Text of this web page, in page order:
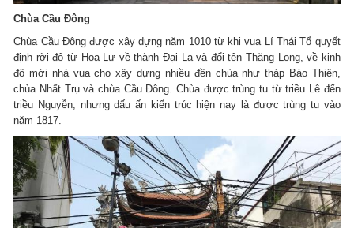
Chùa Cầu Đông
Chùa Cầu Đông được xây dựng năm 1010 từ khi vua Lí Thái Tổ quyết
định rời đô từ Hoa Lư về thành Đại La và đổi tên Thăng Long, về kinh
đô mới nhà vua cho xây dựng nhiều đền chùa như tháp Báo Thiên,
chùa Nhất Trụ và chùa Cầu Đông. Chùa được trùng tu từ triều Lê đến
triều Nguyễn, nhưng dấu ấn kiến trúc hiện nay là được trùng tu vào
năm 1817.